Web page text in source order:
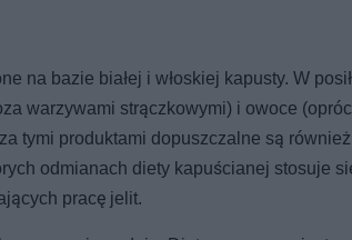
na bazie białej i włoskiej kapusty. W
warzywami strączkowymi) i owoce
tymi produktami dopuszczalne są również
odmianach diety kapuścianej stosuje
pracę jelit.